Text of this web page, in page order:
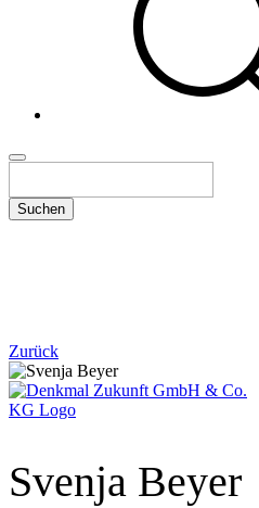
Suchen
Zurück
Svenja Beyer